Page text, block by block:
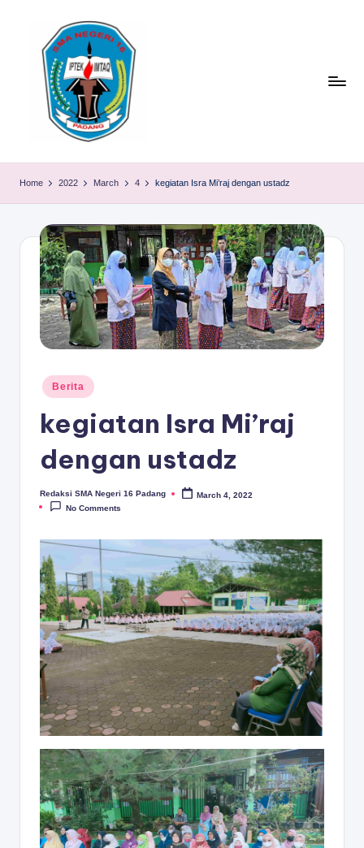
M
A
N
6
P
A
LAKU)
Home 2022 March 4 kegiatan Isra Mi’raj dengan ustadz
Posted
in
Berita
kegiatan Isra Mi’raj
dengan ustadz
Posted
by
Redaksi SMA Negeri 16 Padang
March 4, 2022
No Comments